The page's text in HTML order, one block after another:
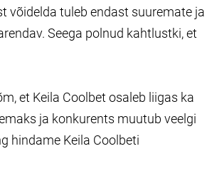
võidelda tuleb endast suuremate ja
Seega polnud kahtlustki, et
et Keila Coolbet osaleb liigas ka
ja konkurents muutub veelgi
hindame Keila Coolbeti